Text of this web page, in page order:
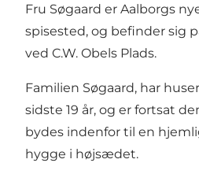
Fru Søgaard er Aalborgs
spisested, og befinder sig
ved C.W. Obels Plads.
Familien Søgaard, har
sidste 19 år, og er fortsat
bydes indenfor til en
hygge i højsædet.